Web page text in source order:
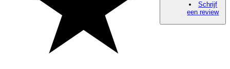
Schrijf
een review